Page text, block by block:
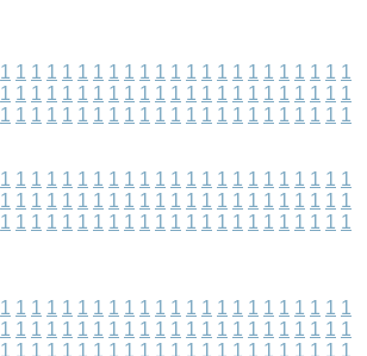
1 1 1 1 1 1 1 1 1 1 1 1 1 1 1 1 1 1 1 1 1 1 1
1 1 1 1 1 1 1 1 1 1 1 1 1 1 1 1 1 1 1 1 1 1 1
1 1 1 1 1 1 1 1 1 1 1 1 1 1 1 1 1 1 1 1 1 1 1
1 1 1 1 1 1 1 1 1 1 1 1 1 1 1 1 1 1 1 1 1 1 1
1 1 1 1 1 1 1 1 1 1 1 1 1 1 1 1 1 1 1 1 1 1 1
1 1 1 1 1 1 1 1 1 1 1 1 1 1 1 1 1 1 1 1 1 1 1
1 1 1 1 1 1 1 1 1 1 1 1 1 1 1 1 1 1 1 1 1 1 1
1 1 1 1 1 1 1 1 1 1 1 1 1 1 1 1 1 1 1 1 1 1 1
1 1 1 1 1 1 1 1 1 1 1 1 1 1 1 1 1 1 1 1 1 1 1